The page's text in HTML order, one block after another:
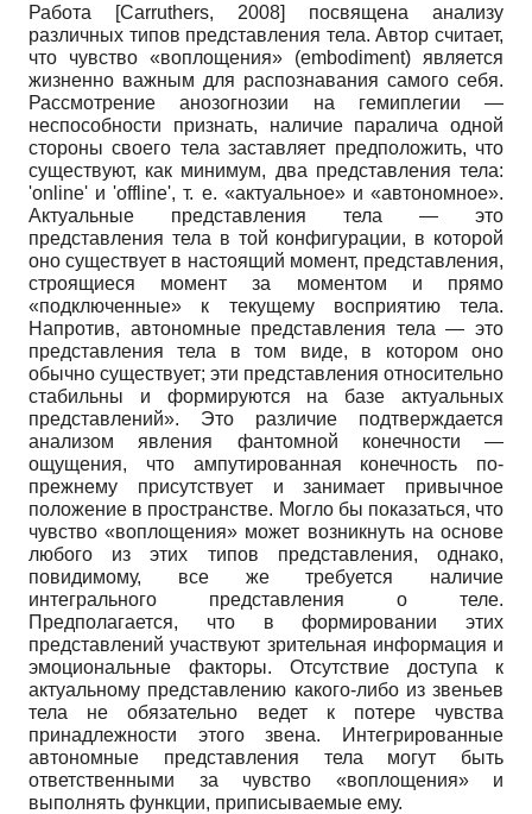
Работа [Carruthers, 2008]
посвящена анализу
различных типов представления тела. Автор считает,
что чувство «воплощения» (embodiment) является
жизненно важным для распознавания самого себя.
Рассмотрение анозогнозии на гемиплегии —
неспособности признать, наличие паралича одной
стороны своего тела заставляет предположить, что
существуют, как минимум, два представления тела:
'online' и 'offline', т. е. «актуальное» и «автономное».
Актуальные представления тела — это
представления тела в той конфигурации, в которой
оно существует в настоящий момент, представления,
строящиеся момент за моментом и прямо
«подключенные» к текущему восприятию тела.
Напротив, автономные представления тела — это
представления тела в том виде, в котором оно
обычно существует; эти представления относительно
стабильны и формируются на базе актуальных
представлений». Это различие подтверждается
анализом явления фантомной конечности —
ощущения, что ампутированная конечность по-
прежнему присутствует и занимает привычное
положение в пространстве. Могло бы показаться, что
чувство «воплощения» может возникнуть на основе
любого из этих типов представления, однако,
повидимому, все же требуется наличие
интегрального представления о теле.
Предполагается, что в формировании этих
представлений участвуют зрительная информация и
эмоциональные факторы. Отсутствие доступа к
актуальному представлению какого-либо из звеньев
тела не обязательно ведет к потере чувства
принадлежности этого звена. Интегрированные
автономные представления тела могут быть
ответственными за чувство «воплощения» и
выполнять функции, приписываемые ему.